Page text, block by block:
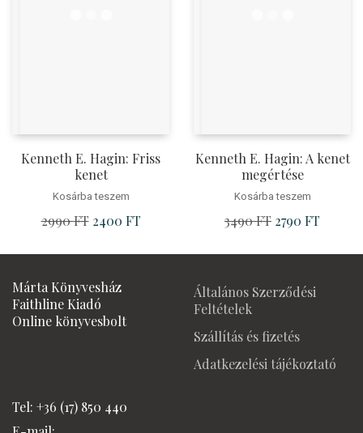
Kenneth E. Hagin: Friss
kenet
Kosárba teszem
2990FT Original
was:
2400 FTCurrent
is:
Kenneth E. Hagin: A kenet
megértése
Kosárba teszem
3490FT Original
was:
2790 FT
is:
Márta Könyvesház
Faithline Kiadó
Online könyvesbolt
Általános Szerződési
Feltételek
Szállítás és fizetés
Adatkezelési tájékoztató
Tel: +36 (17) 850 440